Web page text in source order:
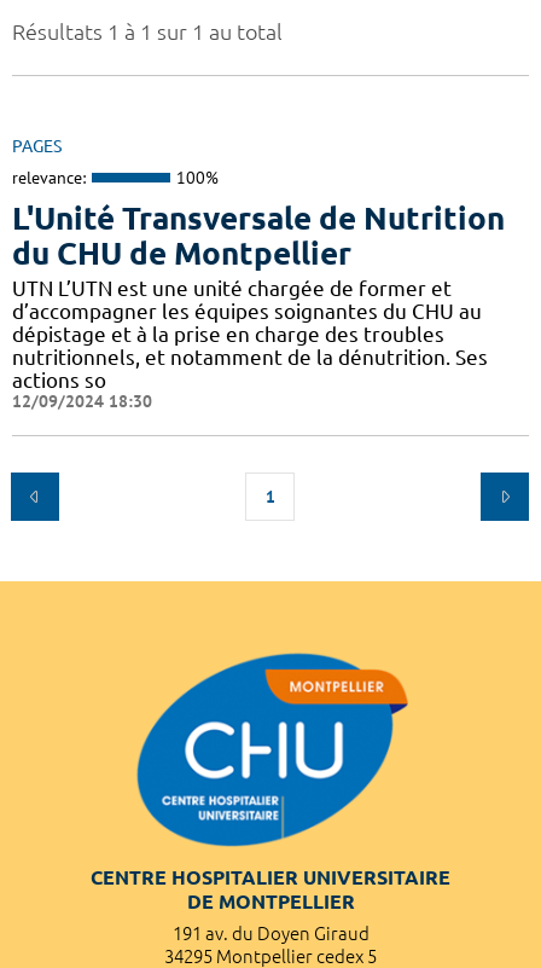
Résultats 1 à 1 sur 1 au total
PAGES
relevance: 100%
L'Unité Transversale de Nutrition
du CHU de Montpellier
UTN L’UTN est une unité chargée de former et
d’accompagner les équipes soignantes du CHU au
dépistage et à la prise en charge des troubles
nutritionnels, et notamment de la dénutrition. Ses
actions so
12/09/2024 18:30
1
CENTRE HOSPITALIER UNIVERSITAIRE
DE MONTPELLIER
191 av. du Doyen Giraud
34295 Montpellier cedex 5